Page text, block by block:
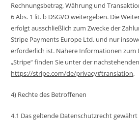
Rechnungsbetrag, Währung und
6 Abs. 1 lit. b DSGVO weitergeben. Die
erfolgt ausschließlich zum Zwecke der
Stripe Payments Europe Ltd. und nur
erforderlich ist. Nähere Informationen zum
„Stripe“ finden Sie unter der
https://stripe.com/de/privacy#translation.
4) Rechte des Betroffenen
4.1 Das geltende Datenschutzrecht